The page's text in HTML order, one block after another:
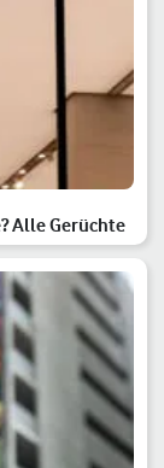
Alle Gerüchte